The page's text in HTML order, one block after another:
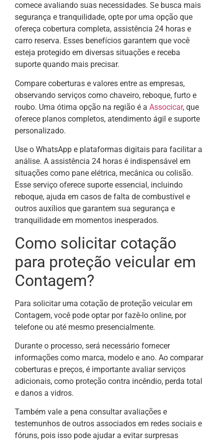
comece avaliando suas necessidades. Se busca mais
segurança e tranquilidade, opte por uma opção que
ofereça cobertura completa, assistência 24 horas e
carro reserva. Esses benefícios garantem que você
esteja protegido em diversas situações e receba
suporte quando mais precisar.
Compare coberturas e valores entre as empresas,
observando serviços como chaveiro, reboque, furto e
roubo. Uma ótima opção na região é a Associcar, que
oferece planos completos, atendimento ágil e suporte
personalizado.
Use o WhatsApp e plataformas digitais para facilitar a
análise. A assistência 24 horas é indispensável em
situações como pane elétrica, mecânica ou colisão.
Esse serviço oferece suporte essencial, incluindo
reboque, ajuda em casos de falta de combustível e
outros auxílios que garantem sua segurança e
tranquilidade em momentos inesperados.
Como solicitar cotação
para proteção veicular em
Contagem?
Para solicitar uma cotação de proteção veicular em
Contagem, você pode optar por fazê-lo online, por
telefone ou até mesmo presencialmente.
Durante o processo, será necessário fornecer
informações como marca, modelo e ano. Ao comparar
coberturas e preços, é importante avaliar serviços
adicionais, como proteção contra incêndio, perda total
e danos a vidros.
Também vale a pena consultar avaliações e
testemunhos de outros associados em redes sociais e
fóruns, pois isso pode ajudar a evitar surpresas